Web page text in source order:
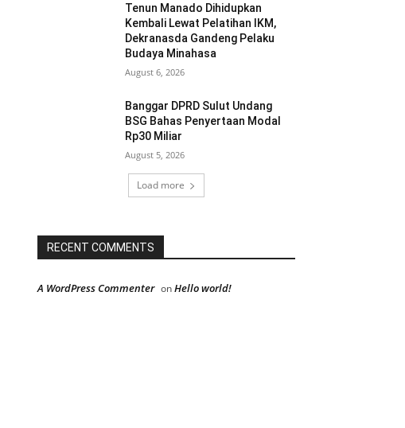
Tenun Manado Dihidupkan
Kembali Lewat Pelatihan IKM,
Dekranasda Gandeng Pelaku
Budaya Minahasa
August 6, 2026
Banggar DPRD Sulut Undang
BSG Bahas Penyertaan Modal
Rp30 Miliar
August 5, 2026
Load more
RECENT COMMENTS
A WordPress Commenter onHello world!